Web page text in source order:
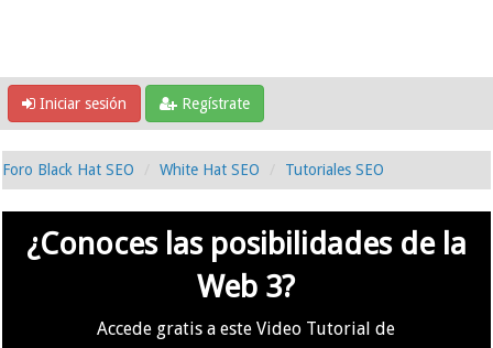
Iniciar sesión Regístrate
Foro Black Hat SEO White Hat SEO Tutoriales SEO
¿Conoces las posibilidades de la
Web 3?
Accede gratis a este Video Tutorial de